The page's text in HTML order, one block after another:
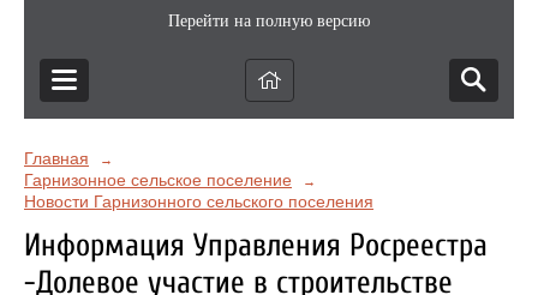
Перейти на полную версию
Главная →
Гарнизонное сельское поселение →
Новости Гарнизонного сельского поселения
Информация Управления Росреестра
-Долевое участие в строительстве